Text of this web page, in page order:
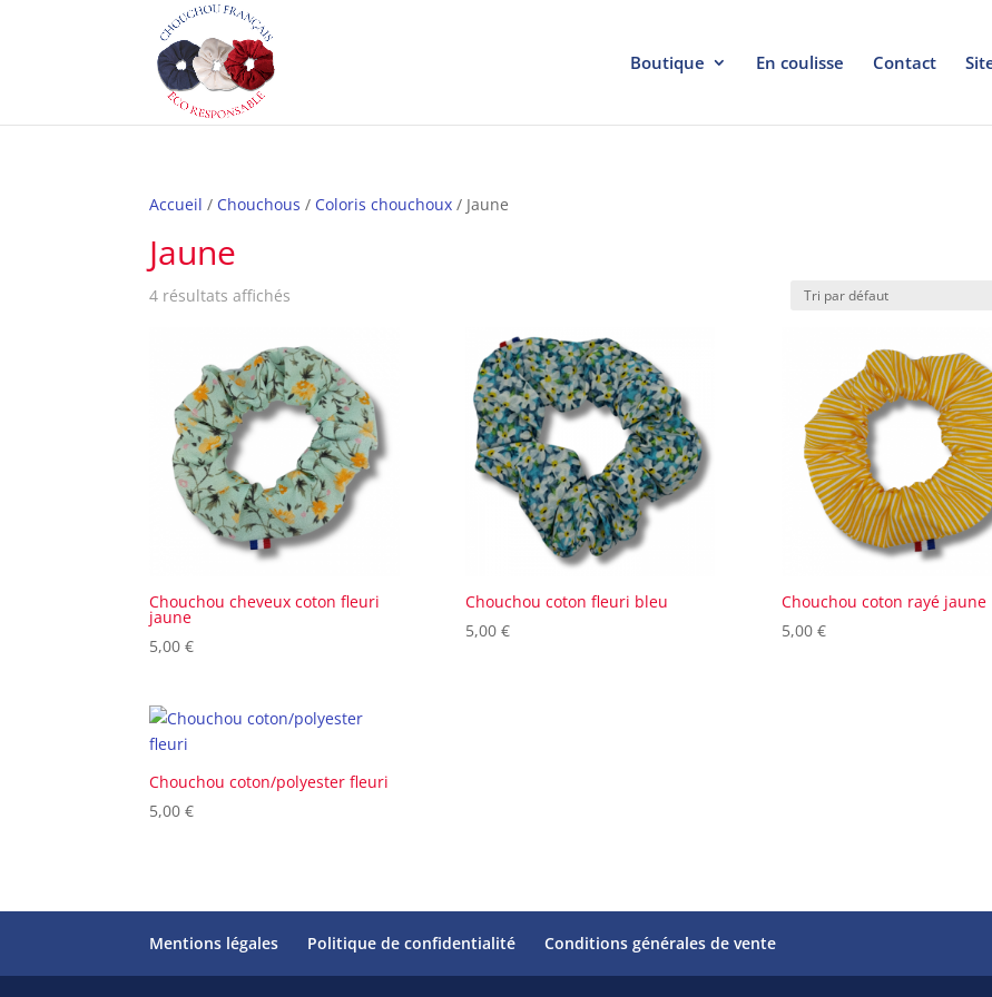
Boutique En coulisse Contact
Accueil / Chouchous / Coloris chouchoux / Jaune
Jaune
4 résultats affichés
Chouchou cheveux coton fleuri
jaune
5,00€
Chouchou coton fleuri bleu
5,00 €
Chouchou coton rayé jaune
5,00 €
Chouchou coton/polyester fleuri
5,00€
Mentions légales Politique de confidentialité Conditions générales de vente